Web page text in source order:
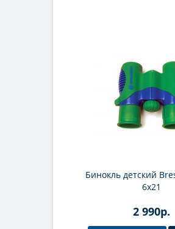
Бинокль детский
6x21
2 990р.